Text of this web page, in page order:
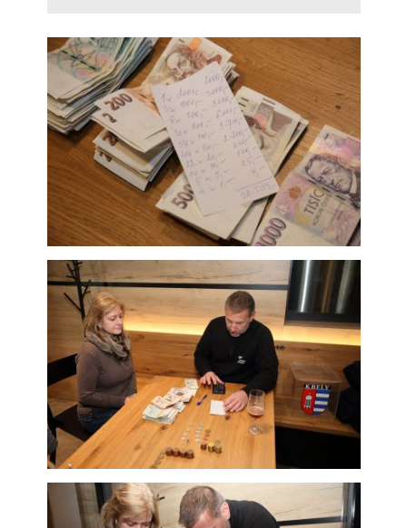
Analytické
cookies
Analytické
cookies nám
umožňují
měření výkonu
našeho webu
a našich
reklamních
kampaní.
Jejich pomocí
určujeme
počet návštěv
a zdroje
návštěv našich
internetových
stránek. Data
pomocí těchto
cookies
zpracováváme
souhrnně, bez
použití
identifikátorů,
které ukazují
na konkrétní
uživatelé
našeho webu.